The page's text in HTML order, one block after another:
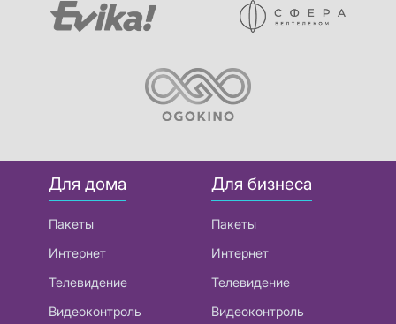
Для дома
Пакеты
Интернет
Телевидение
Видеоконтроль
Для бизнеса
Пакеты
Интернет
Телевидение
Видеоконтроль